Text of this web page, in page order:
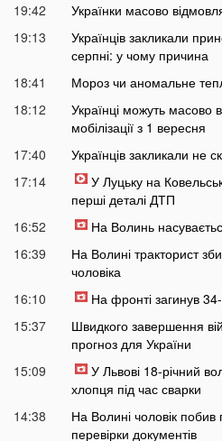
19:42
Українки масово
19:13
Українців закликали
серпні: у чому причина
18:41
Мороз чи аномальне
18:12
Українці можуть масово
мобілізації з 1 вересня
17:40
Українців закликали не
17:14
У Луцьку на
перші деталі ДТП
16:52
На Волинь
16:39
На Волині тракторист
чоловіка
16:10
На фронті загинув
15:37
Швидкого завершення
прогноз для України
15:09
У Львові 18-річний
хлопця під час сварки
14:38
На Волині чоловік
перевірки документів